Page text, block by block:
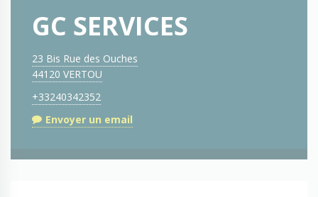
GC SERVICES
23 Bis Rue des Ouches
44120 VERTOU
+33240342352
Envoyer un email